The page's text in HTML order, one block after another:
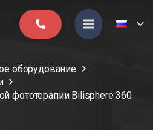
оборудование
фототерапии Bilisphere 360